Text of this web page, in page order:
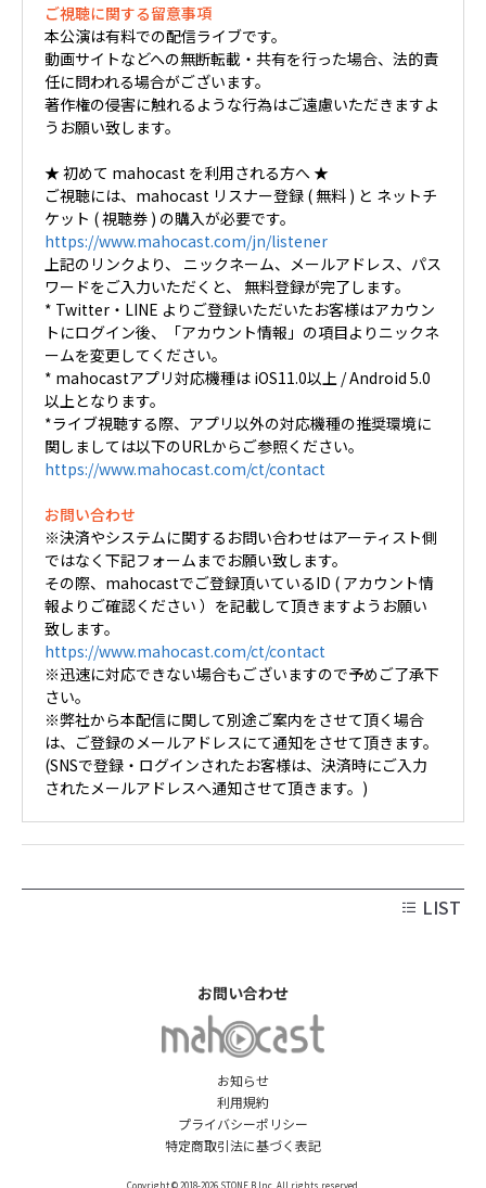
ご視聴に関する留意事項
本公演は有料での配信ライブです。
動画サイトなどへの無断転載・共有を行った場合、法的責
任に問われる場合がございます。
著作権の侵害に触れるような行為はご遠慮いただきますよ
うお願い致します。
★ 初めて mahocast を利用される方へ ★
ご視聴には、mahocast リスナー登録 ( 無料 ) と ネットチ
ケット ( 視聴券 ) の購入が必要です。
https://www.mahocast.com/jn/listener
上記のリンクより、 ニックネーム、メールアドレス、パス
ワードをご入力いただくと、 無料登録が完了します。
* Twitter・LINE よりご登録いただいたお客様はアカウン
トにログイン後、「アカウント情報」の項目よりニックネ
ームを変更してください。
* mahocastアプリ対応機種は iOS11.0以上 / Android 5.0
以上となります。
*ライブ視聴する際、アプリ以外の対応機種の推奨環境に
関しましては以下のURLからご参照ください。
https://www.mahocast.com/ct/contact
お問い合わせ
※決済やシステムに関するお問い合わせはアーティスト側
ではなく下記フォームまでお願い致します。
その際、mahocastでご登録頂いているID ( アカウント情
報よりご確認ください ）を記載して頂きますようお願い
致します。
https://www.mahocast.com/ct/contact
※迅速に対応できない場合もございますので予めご了承下
さい。
※弊社から本配信に関して別途ご案内をさせて頂く場合
は、ご登録のメールアドレスにて通知をさせて頂きます。
(SNSで登録・ログインされたお客様は、決済時にご入力
されたメールアドレスへ通知させて頂きます。)
LIST
お知らせ
利用規約
プライバシーポリシー
特定商取引法に基づく表記
お問い合わせ
Copyright © 2018-2026 STONE.B Inc. All rights reserved.